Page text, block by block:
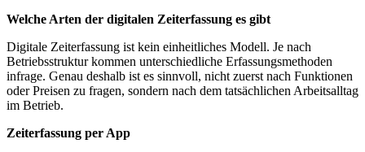
Welche Arten der digitalen Zeiterfassung es gibt
Digitale Zeiterfassung ist kein einheitliches Modell. Je nach
Betriebsstruktur kommen unterschiedliche Erfassungsmethoden
infrage. Genau deshalb ist es sinnvoll, nicht zuerst nach Funktionen
oder Preisen zu fragen, sondern nach dem tatsächlichen Arbeitsalltag
im Betrieb.
Zeiterfassung per App